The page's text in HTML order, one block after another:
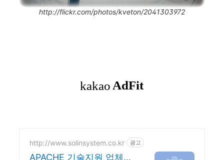
http://flickr.com/photos/kveton/2041303972
http://www.solinsystem.co.kr 광고
APACHE 기술지원 업체